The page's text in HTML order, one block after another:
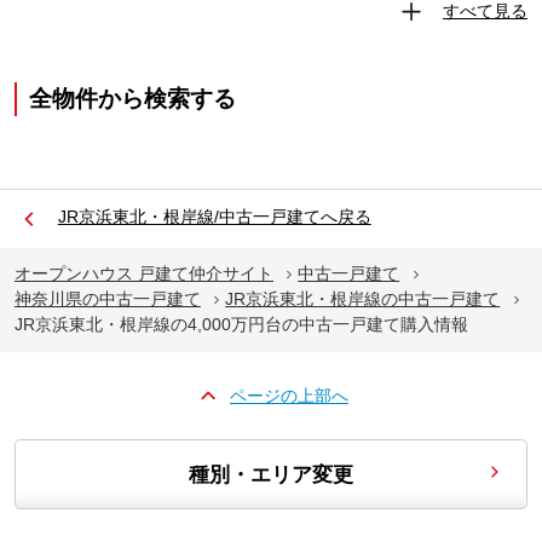
すべて見る
全物件から検索する
JR京浜東北・根岸線/中古一戸建てへ戻る
オープンハウス 戸建て仲介サイト
中古一戸建て
神奈川県の中古一戸建て
JR京浜東北・根岸線の中古一戸建て
JR京浜東北・根岸線の4,000万円台の中古一戸建て購入情報
ページの上部へ
種別・エリア変更